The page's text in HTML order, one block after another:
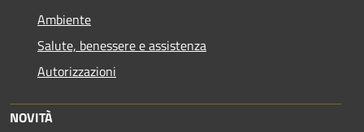
Ambiente
Salute, benessere e assistenza
Autorizzazioni
NOVITÀ